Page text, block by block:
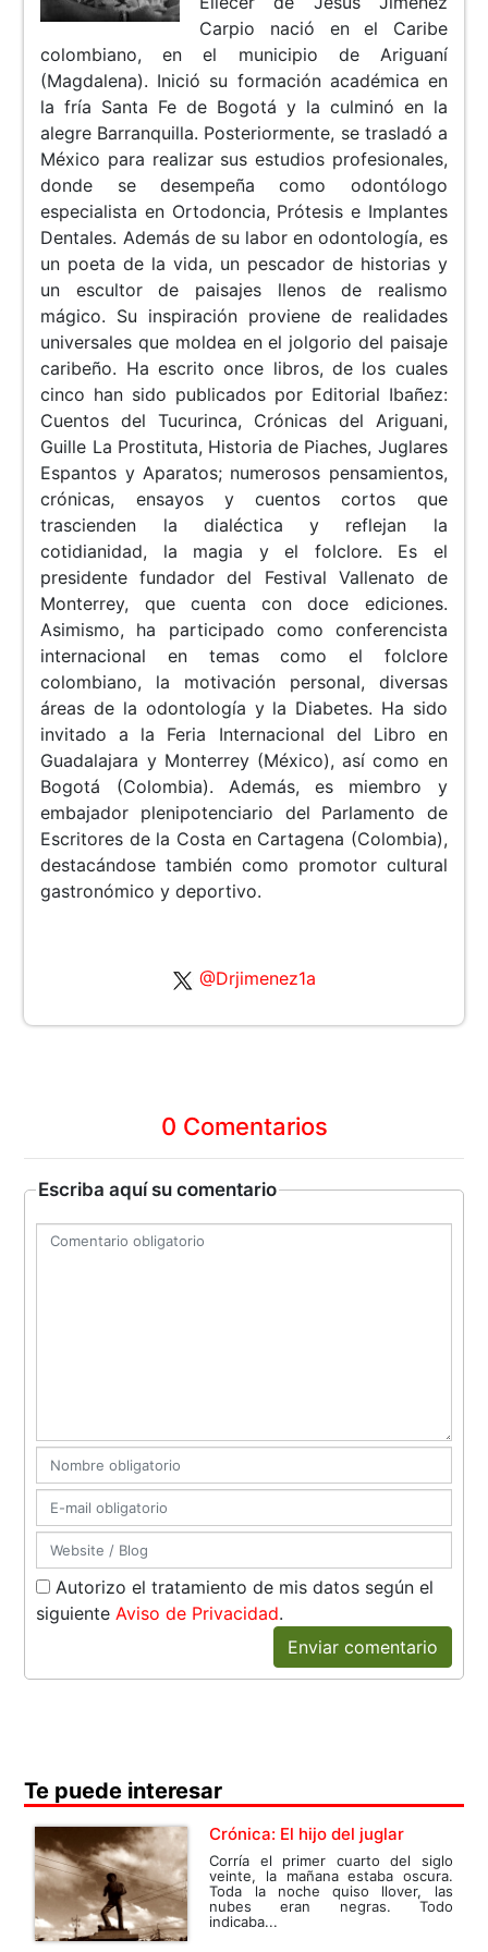
Carpio nació en el Caribe
colombiano, en el municipio de Ariguaní
(Magdalena). Inició su formación académica en
la fría Santa Fe de Bogotá y la culminó en la
alegre Barranquilla. Posteriormente, se trasladó a
México para realizar sus estudios profesionales,
donde se desempeña como odontólogo
especialista en Ortodoncia, Prótesis e Implantes
Dentales. Además de su labor en odontología, es
un poeta de la vida, un pescador de historias y
un escultor de paisajes llenos de realismo
mágico. Su inspiración proviene de realidades
universales que moldea en el jolgorio del paisaje
caribeño. Ha escrito once libros, de los cuales
cinco han sido publicados por Editorial Ibañez:
Cuentos del Tucurinca, Crónicas del Ariguani,
Guille La Prostituta, Historia de Piaches, Juglares
Espantos y Aparatos; numerosos pensamientos,
crónicas, ensayos y cuentos cortos que
trascienden la dialéctica y reflejan la
cotidianidad, la magia y el folclore. Es el
presidente fundador del Festival Vallenato de
Monterrey, que cuenta con doce ediciones.
Asimismo, ha participado como conferencista
internacional en temas como el folclore
colombiano, la motivación personal, diversas
áreas de la odontología y la Diabetes. Ha sido
invitado a la Feria Internacional del Libro en
Guadalajara y Monterrey (México), así como en
Bogotá (Colombia). Además, es miembro y
embajador plenipotenciario del Parlamento de
Escritores de la Costa en Cartagena (Colombia),
destacándose también como promotor cultural
gastronómico y deportivo.
@Drjimenez1a
0 Comentarios
Escriba aquí su comentario
Autorizo el tratamiento de mis datos según el
siguienteAviso de Privacidad.
Enviar comentario
Te puede interesar
Crónica: El hijo del juglar
Corría el primer cuarto del siglo
veinte, la mañana estaba oscura.
Toda la noche quiso llover, las
nubes eran negras. Todo
indicaba...